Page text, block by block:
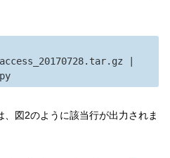
|
図2のように該当行が出力されま